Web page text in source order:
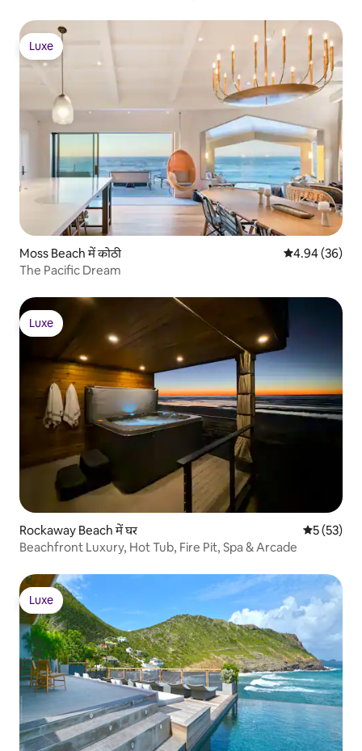
Luxe
Luxe
Moss Beach में कोठी औसत रेटिंग 5 में
4.94 (36)
The Pacific Dream
Luxe
Luxe
Rockaway Beach में घर औसत रेटिंग
5 (53)
Beachfront Luxury, Hot Tub, Fire Pit, Spa & Arcade
Luxe
Luxe